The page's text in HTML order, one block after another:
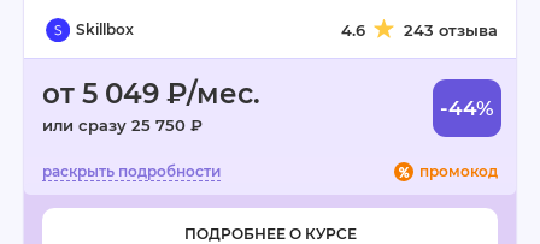
Skillbox 4.6 243 отзыва
от 5 049 ₽/мес.
или сразу 25 750 ₽
-44%
промокод
ПОДРОБНЕЕ О КУРСЕ